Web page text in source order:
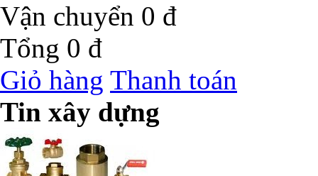
Vận chuyển 0 đ
Tổng 0 đ
Giỏ hàng Thanh toán
Tin xây dựng